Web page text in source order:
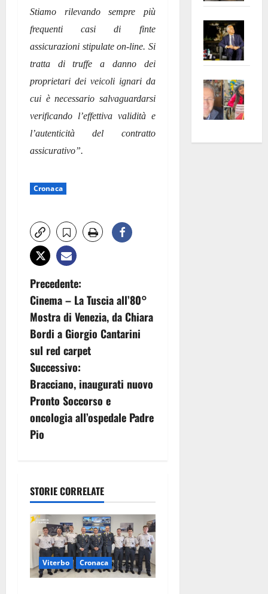
Stiamo rilevando sempre più
frequenti casi di finte
assicurazioni stipulate on-line. Si
tratta di truffe a danno dei
proprietari dei veicoli ignari da
cui è necessario salvaguardarsi
verificando l’effettiva validità e
l’autenticità del contratto
assicurativo”.
Cronaca
N
a
v
i
g
a
z
o
n
e
a
Precedente:
Cinema – La Tuscia all’80°
Mostra di Venezia, da Chiara
Bordi a Giorgio Cantarini
sul red carpet
Successivo:
Bracciano, inaugurati nuovo
Pronto Soccorso e
oncologia all’ospedale Padre
Pio
STORIE CORRELATE
Viterbo Cronaca
euro
apre